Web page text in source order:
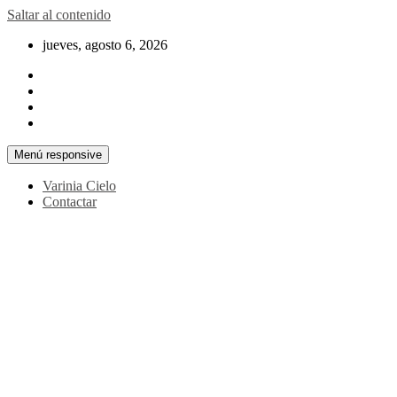
Saltar al contenido
jueves, agosto 6, 2026
Menú responsive
Varinia Cielo
Contactar